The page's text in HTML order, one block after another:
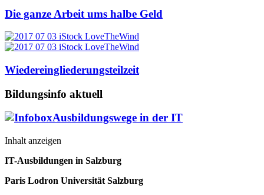
Die ganze Arbeit ums halbe Geld
Wiedereingliederungsteilzeit
Bildungsinfo aktuell
Ausbildungswege in der IT
Inhalt anzeigen
IT-Ausbildungen in Salzburg
Paris Lodron Universität Salzburg